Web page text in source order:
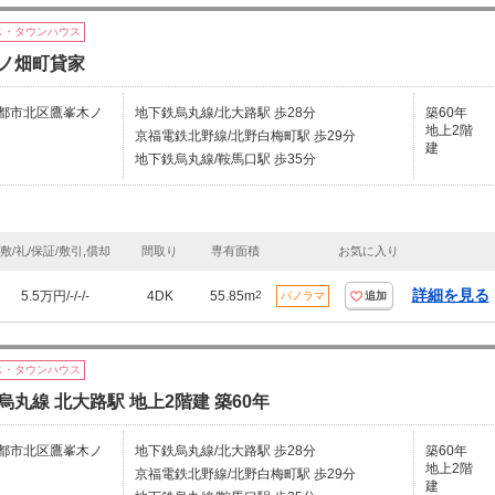
タウンハウス
畑町貸家
市北区鷹峯木ノ
地下鉄烏丸線/北大路駅 歩28分
京福電鉄北野線/北野白梅町駅 歩29分
地下鉄烏丸線/鞍馬口駅 歩35分
築60年
地上2階
建
敷/礼/保証/敷引,償却 間取り 専有面積 お気に入り
5.5万円/-/-/- 4DK 55.85m2 パノラマ 追加 詳細を見る
タウンハウス
丸線 北大路駅 地上2階建 築60年
市北区鷹峯木ノ
地下鉄烏丸線/北大路駅 歩28分
京福電鉄北野線/北野白梅町駅 歩29分
築60年
地上2階
建